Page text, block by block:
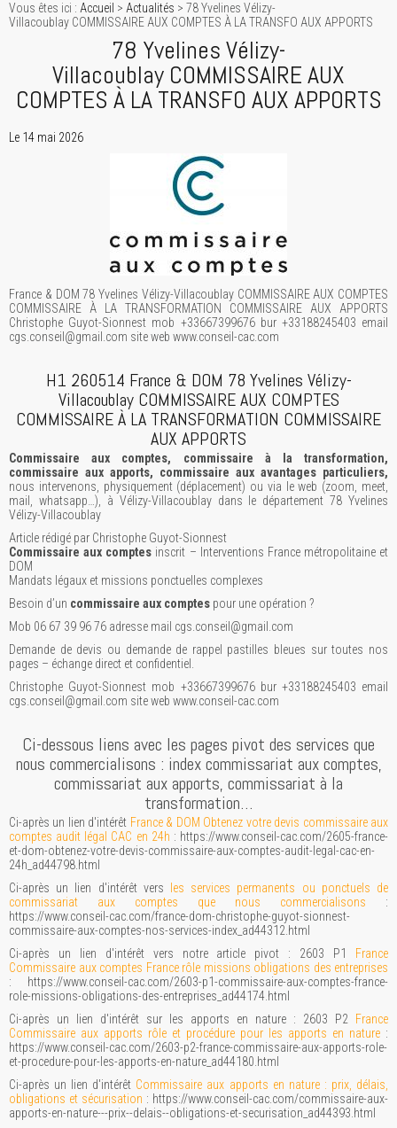
Vous êtes ici : Accueil > Actualités > 78 Yvelines Vélizy-
Villacoublay COMMISSAIRE AUX COMPTES À LA TRANSFO AUX APPORTS
78 Yvelines Vélizy-
Villacoublay COMMISSAIRE AUX
COMPTES À LA TRANSFO AUX APPORTS
Le 14 mai 2026
France & DOM 78 Yvelines Vélizy-Villacoublay COMMISSAIRE AUX COMPTES
COMMISSAIRE À LA TRANSFORMATION COMMISSAIRE AUX APPORTS
Christophe Guyot-Sionnest mob +33667399676 bur +33188245403 email
cgs.conseil@gmail.com site web www.conseil-cac.com
H1 260514 France & DOM 78 Yvelines Vélizy-
Villacoublay COMMISSAIRE AUX COMPTES
COMMISSAIRE À LA TRANSFORMATION COMMISSAIRE
AUX APPORTS
Commissaire aux comptes, commissaire à la transformation,
commissaire aux apports, commissaire aux avantages particuliers,
nous intervenons, physiquement (déplacement) ou via le web (zoom, meet,
mail, whatsapp…), à Vélizy-Villacoublay dans le département 78 Yvelines
Vélizy-Villacoublay
Article rédigé par Christophe Guyot-Sionnest
Commissaire aux comptes inscrit – Interventions France métropolitaine et
DOM
Mandats légaux et missions ponctuelles complexes
Besoin d’un commissaire aux comptes pour une opération ?
Mob 06 67 39 96 76 adresse mail cgs.conseil@gmail.com
Demande de devis ou demande de rappel pastilles bleues sur toutes nos
pages – échange direct et confidentiel.
Christophe Guyot-Sionnest mob +33667399676 bur +33188245403 email
cgs.conseil@gmail.com site web www.conseil-cac.com
Ci-dessous liens avec les pages pivot des services que
nous commercialisons : index commissariat aux comptes,
commissariat aux apports, commissariat à la
transformation…
Ci-après un lien d'intérêt France & DOM Obtenez votre devis commissaire aux
comptes audit légal CAC en 24h : https://www.conseil-cac.com/2605-france-
et-dom-obtenez-votre-devis-commissaire-aux-comptes-audit-legal-cac-en-
24h_ad44798.html
Ci-après un lien d'intérêt vers
les services permanents ou ponctuels de
commissariat aux comptes que nous commercialisons :
https://www.conseil-cac.com/france-dom-christophe-guyot-sionnest-
commissaire-aux-comptes-nos-services-index_ad44312.html
Ci-après un lien d'intérêt vers notre article pivot : 2603 P1 France
Commissaire aux comptes France rôle missions obligations des entreprises
: https://www.conseil-cac.com/2603-p1-commissaire-aux-comptes-france-
role-missions-obligations-des-entreprises_ad44174.html
Ci-après un lien d'intérêt sur les apports en nature : 2603 P2 France
Commissaire aux apports rôle et procédure pour les apports en nature :
https://www.conseil-cac.com/2603-p2-france-commissaire-aux-apports-role-
et-procedure-pour-les-apports-en-nature_ad44180.html
Ci-après un lien d'intérêt Commissaire aux apports en nature : prix, délais,
obligations et sécurisation : https://www.conseil-cac.com/commissaire-aux-
apports-en-nature---prix--delais--obligations-et-securisation_ad44393.html